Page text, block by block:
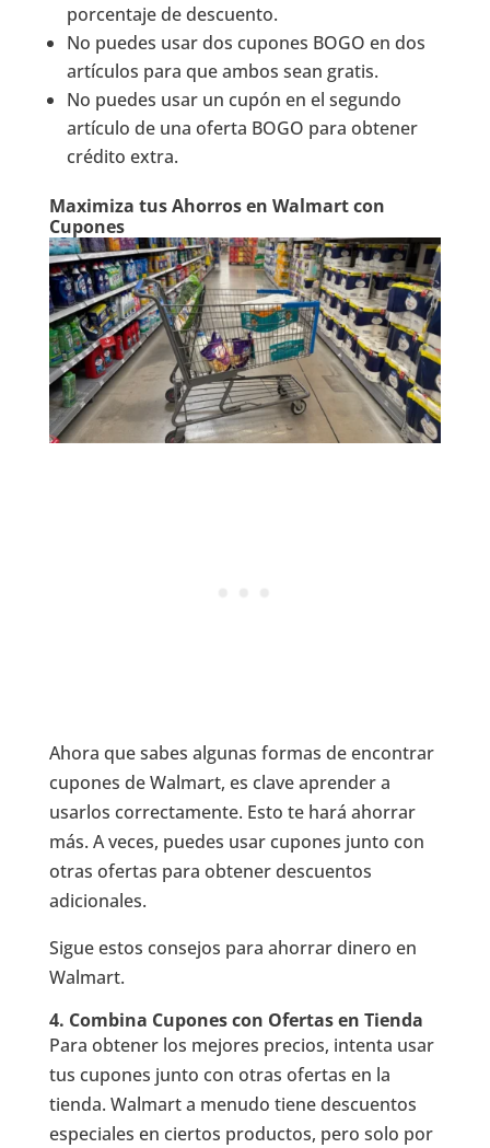
porcentaje de descuento.
No puedes usar dos cupones BOGO en dos
artículos para que ambos sean gratis.
No puedes usar un cupón en el segundo
artículo de una oferta BOGO para obtener
crédito extra.
Maximiza tus Ahorros en Walmart con
Cupones
Ahora que sabes algunas formas de encontrar
cupones de Walmart, es clave aprender a
usarlos correctamente. Esto te hará ahorrar
más. A veces, puedes usar cupones junto con
otras ofertas para obtener descuentos
adicionales.
Sigue estos consejos para ahorrar dinero en
Walmart.
4. Combina Cupones con Ofertas en Tienda
Para obtener los mejores precios, intenta usar
tus cupones junto con otras ofertas en la
tienda. Walmart a menudo tiene descuentos
especiales en ciertos productos, pero solo por